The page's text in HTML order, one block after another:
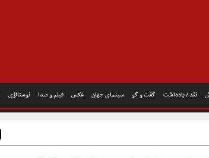
نقد / یادداشت گفت و گو سینمای جهان عکس فیلم و صدا نوستالژی